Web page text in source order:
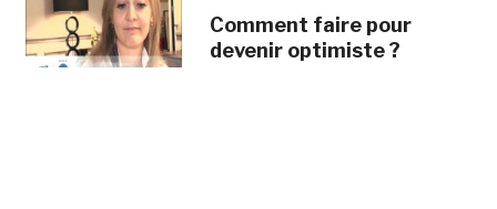
Comment faire pour
devenir optimiste ?